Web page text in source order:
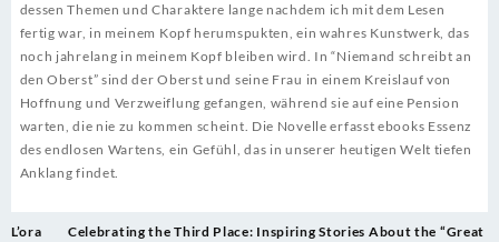
dessen Themen und Charaktere lange nachdem ich mit dem Lesen
fertig war, in meinem Kopf herumspukten, ein wahres Kunstwerk, das
noch jahrelang in meinem Kopf bleiben wird. In “Niemand schreibt an
den Oberst” sind der Oberst und seine Frau in einem Kreislauf von
Hoffnung und Verzweiflung gefangen, während sie auf eine Pension
warten, die nie zu kommen scheint. Die Novelle erfasst ebooks Essenz
des endlosen Wartens, ein Gefühl, das in unserer heutigen Welt tiefen
Anklang findet.
Post
L’ora
Celebrating the Third Place: Inspiring Stories About the “Great